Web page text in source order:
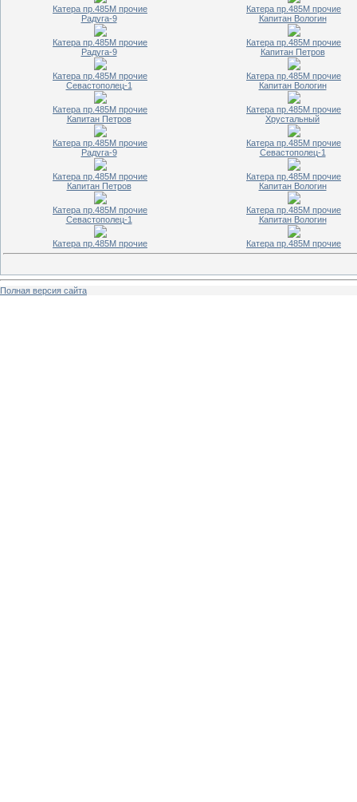
Катера пр.485М прочие
Катера пр.485М прочие
Радуга-9
Катера пр.485М прочие
Капитан Вологин
Катера пр.485М прочие
Радуга-9
Катера пр.485М прочие
Капитан Петров
Катера пр.485М прочие
Севастополец-1
Катера пр.485М прочие
Капитан Вологин
Катера пр.485М прочие
Капитан Петров
Катера пр.485М прочие
Хрустальный
Катера пр.485М прочие
Радуга-9
Катера пр.485М прочие
Севастополец-1
Катера пр.485М прочие
Капитан Петров
Катера пр.485М прочие
Капитан Вологин
Катера пр.485М прочие
Севастополец-1
Катера пр.485М прочие
Капитан Вологин
Катера пр.485М прочие
Полная версия сайта